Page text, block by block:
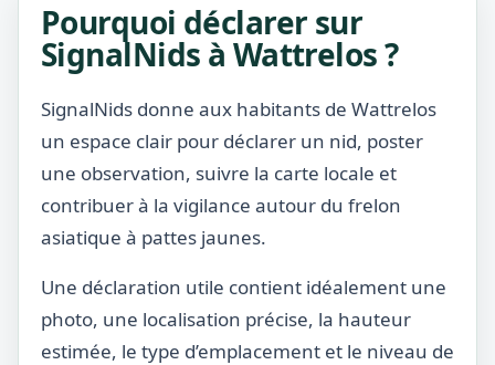
Pourquoi déclarer sur
SignalNids à Wattrelos ?
SignalNids donne aux habitants de Wattrelos
un espace clair pour déclarer un nid, poster
une observation, suivre la carte locale et
contribuer à la vigilance autour du frelon
asiatique à pattes jaunes.
Une déclaration utile contient idéalement une
photo, une localisation précise, la hauteur
estimée, le type d’emplacement et le niveau de